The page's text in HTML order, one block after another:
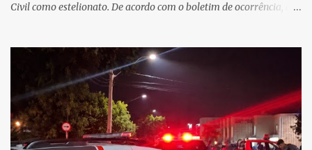
Civil como estelionato. De acordo com o boletim de ocorrência, a
suspeito alegou que seria necessário atualizar o cadastro da conta
e passou a orientar a vítima sobre os procedimentos que deveriam
ser realizados. Dias depois, o golpista enviou um documento em
PDF simulando uma comunicação oficial da instituição financeira.
Na sequência, entrou em contato por telefone e encaminhou um
link, orientando a vítima a acessá-lo pelo computador para